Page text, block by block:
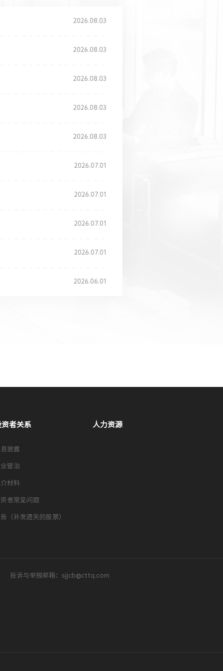
2026.08.03
2026.08.03
2026.08.03
2026.08.03
2026.08.03
2026.07.01
2026.07.01
2026.07.01
2026.07.01
2026.06.01
资者关系
披露
管治
材料
者常见问题
（补发遗失的股票）
人力资源
投诉与举报邮箱：sjjcb@cttq.com